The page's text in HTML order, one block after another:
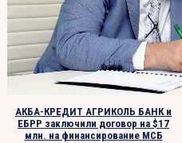
АКБА-КРЕДИТ АГРИКОЛЬ БАНК и
ЕБРР заключили договор на $17
млн. на финансирование МСБ